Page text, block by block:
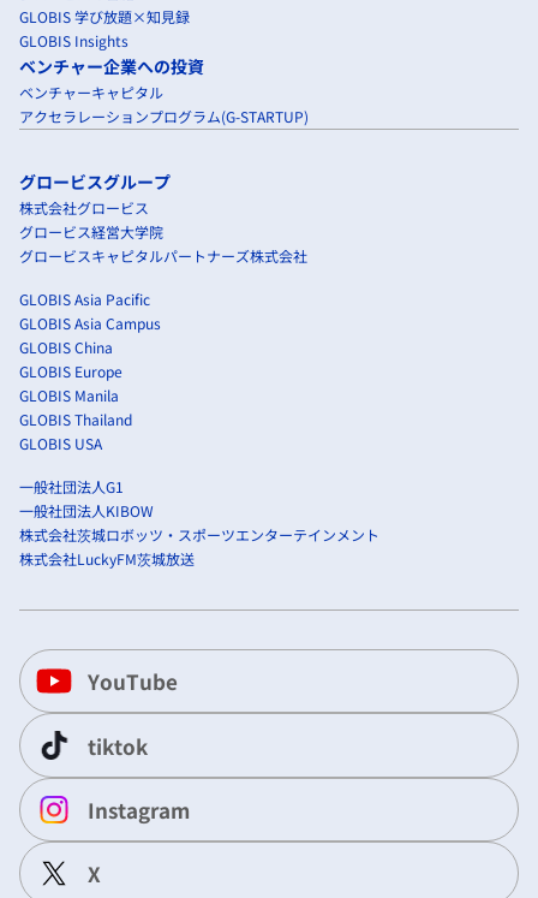
GLOBIS 学び放題×知見録
GLOBIS Insights
ベンチャー企業への投資
ベンチャーキャピタル
アクセラレーションプログラム(G-STARTUP)
グロービスグループ
株式会社グロービス
グロービス経営大学院
グロービスキャピタルパートナーズ株式会社
GLOBIS Asia Pacific
GLOBIS Asia Campus
GLOBIS China
GLOBIS Europe
GLOBIS Manila
GLOBIS Thailand
GLOBIS USA
一般社団法人G1
一般社団法人KIBOW
株式会社茨城ロボッツ・スポーツエンターテインメント
株式会社LuckyFM茨城放送
YouTube
tiktok
Instagram
X